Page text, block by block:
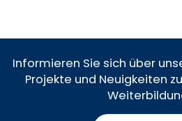
Informieren Sie sich über
Projekte und Neuigkeiten